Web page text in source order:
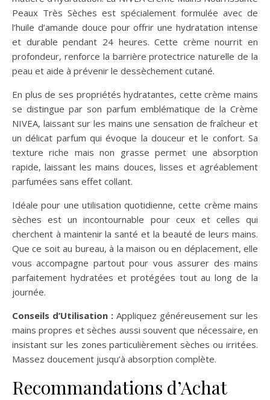
Peaux Très Sèches est spécialement formulée avec de
l’huile d’amande douce pour offrir une hydratation intense
et durable pendant 24 heures. Cette crème nourrit en
profondeur, renforce la barrière protectrice naturelle de la
peau et aide à prévenir le dessèchement cutané.
En plus de ses propriétés hydratantes, cette crème mains
se distingue par son parfum emblématique de la Crème
NIVEA, laissant sur les mains une sensation de fraîcheur et
un délicat parfum qui évoque la douceur et le confort. Sa
texture riche mais non grasse permet une absorption
rapide, laissant les mains douces, lisses et agréablement
parfumées sans effet collant.
Idéale pour une utilisation quotidienne, cette crème mains
sèches est un incontournable pour ceux et celles qui
cherchent à maintenir la santé et la beauté de leurs mains.
Que ce soit au bureau, à la maison ou en déplacement, elle
vous accompagne partout pour vous assurer des mains
parfaitement hydratées et protégées tout au long de la
journée.
Conseils d’Utilisation : Appliquez généreusement sur les
mains propres et sèches aussi souvent que nécessaire, en
insistant sur les zones particulièrement sèches ou irritées.
Massez doucement jusqu’à absorption complète.
Recommandations d’Achat